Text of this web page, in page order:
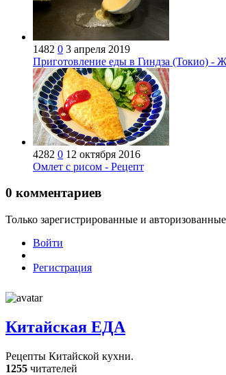
1482 0 3 апреля 2019
Приготовление еды в Гиндза (Токио) -
4282 0 12 октября 2016
Омлет с рисом - Рецепт
0 комментариев
Только зарегистрированные и
Войти
Регистрация
Китайская ЕДА
Рецепты Китайской кухни.
1255 читателей